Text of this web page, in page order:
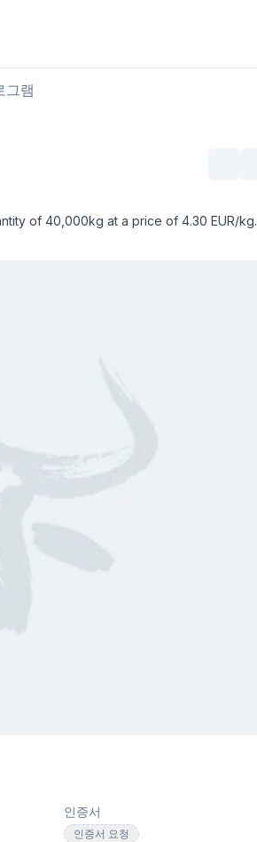
그램
of 40,000kg at a price of 4.30 EUR/kg.
인증서
인증서 요청